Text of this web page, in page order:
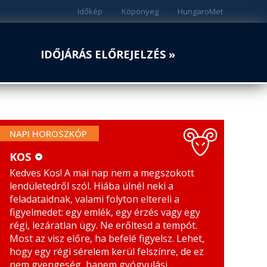
HungaroMet
Köpönyeg
Időkép
IDŐJÁRÁS ELŐREJELZÉS »
NAPI HOROSZKÓP
KOS
BIKA
IKREK
RÁK
MÉRLEG
SKORPIÓ
NYILAS
BAK
KOS
Kedves Kos! A mai nap nem a megszokott
lendületedről szól. Hiába ülnél neki a
feladataidnak, valami folyton eltereli a
figyelmedet: egy emlék, egy érzés vagy egy
régi, lezáratlan ügy. Ne erőltesd a tempót.
Most az visz előre, ha befelé figyelsz. Lehet,
hogy egy régi sérelem kerül felszínre, de ez